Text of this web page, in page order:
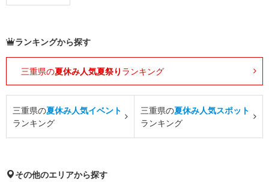
ランキングから探す
三重県の夏休み人気夏祭り ランキング
三重県の夏休み人気イベント
ランキング
三重県の夏休み人気スポット
ランキング
その他のエリアから探す